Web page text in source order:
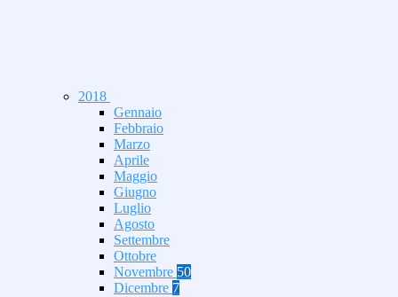
2018
Gennaio
Febbraio
Marzo
Aprile
Maggio
Giugno
Luglio
Agosto
Settembre
Ottobre
Novembre 50
Dicembre 7